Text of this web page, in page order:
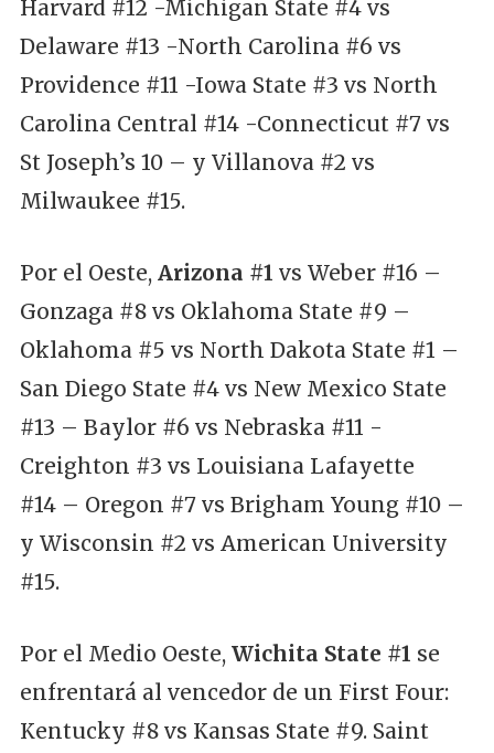
Harvard #12 -Michigan State #4 vs
Delaware #13 -North Carolina #6 vs
Providence #11 -Iowa State #3 vs North
Carolina Central #14 -Connecticut #7 vs
St Joseph’s 10 – y Villanova #2 vs
Milwaukee #15.
Por el Oeste, Arizona #1 vs Weber #16 –
Gonzaga #8 vs Oklahoma State #9 –
Oklahoma #5 vs North Dakota State #1 –
San Diego State #4 vs New Mexico State
#13 – Baylor #6 vs Nebraska #11 -
Creighton #3 vs Louisiana Lafayette
#14 – Oregon #7 vs Brigham Young #10 –
y Wisconsin #2 vs American University
#15.
Por el Medio Oeste, Wichita State #1 se
enfrentará al vencedor de un First Four:
Kentucky #8 vs Kansas State #9. Saint